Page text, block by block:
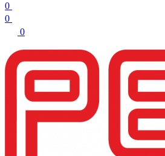
0
0
0